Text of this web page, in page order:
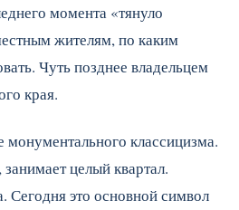
момента «тянуло
жителям, по каким
Чуть позднее владельцем
края.
монументального классицизма.
целый квартал.
это основной символ